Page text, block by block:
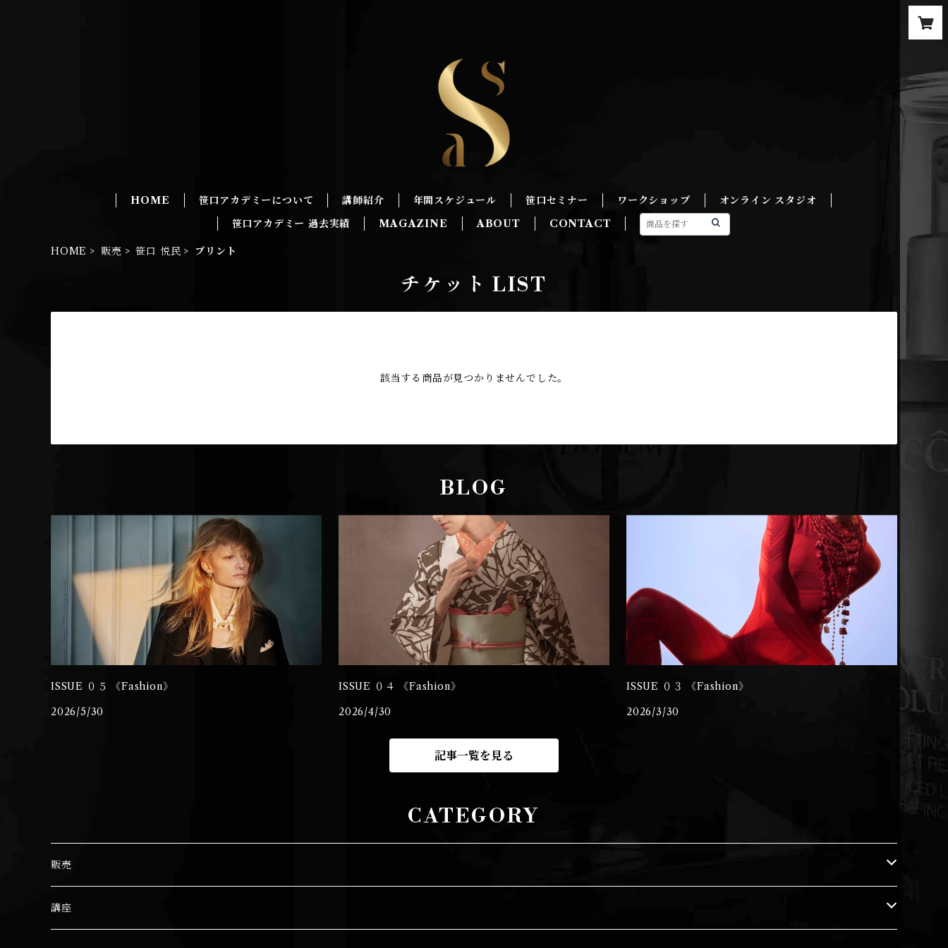
HOME 笹口アカデミーについて 講師紹介 年間スケジュール 笹口セミナー ワークショップ
オンライン スタジオ
笹口アカデミー 過去実績
MAGAZINE ABOUT CONTACT
HOME 販売 笹口 悦民 プリント
チケット LIST
該当する商品が見つかりませんでした。
BLOG
ISSUE ０５ 《Fashion》
2026/5/30
ISSUE ０４ 《Fashion》
2026/4/30
ISSUE ０３ 《Fashion》
2026/3/30
記事一覧を見る
CATEGORY
販売
笹口 悦民
講座